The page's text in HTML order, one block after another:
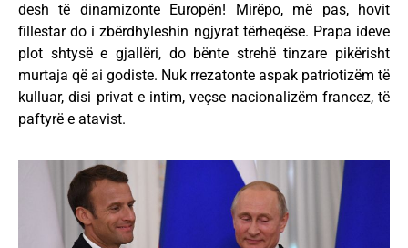
desh të dinamizonte Europën! Mirëpo, më pas, hovit
fillestar do i zbërdhyleshin ngjyrat tërheqëse. Prapa ideve
plot shtysë e gjallëri, do bënte strehë tinzare pikërisht
murtaja që ai godiste. Nuk rrezatonte aspak patriotizëm të
kulluar, disi privat e intim, veçse nacionalizëm francez, të
paftyrë e atavist.